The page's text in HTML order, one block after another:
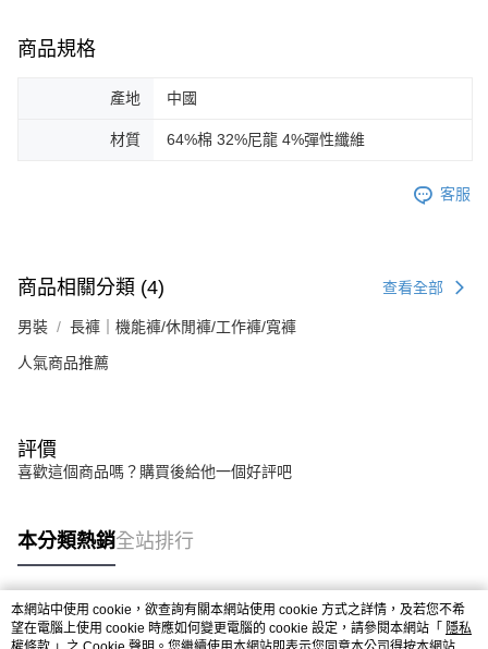
商品規格
產地 中國
材質 64%棉 32%尼龍 4%彈性纖維
客服
商品相關分類 (4) 查看全部
男裝 長褲｜機能褲/休閒褲/工作褲/寬褲
人氣商品推薦
評價
喜歡這個商品嗎？購買後給他一個好評吧
本分類熱銷全站排行
熱門標籤
本網站中使用 cookie，欲查詢有關本網站使用 cookie 方式之詳情，及若您不希
望在電腦上使用 cookie 時應如何變更電腦的 cookie 設定，請參閱本網站「 隱私